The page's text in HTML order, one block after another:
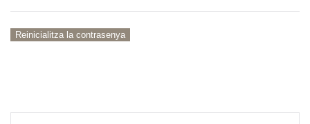
Reinicialitza la contrasenya